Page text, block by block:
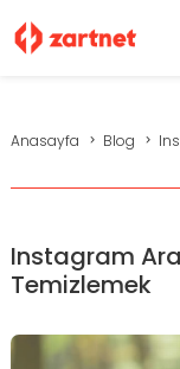
Anasayfa Blog
Instagram
Temizlemek